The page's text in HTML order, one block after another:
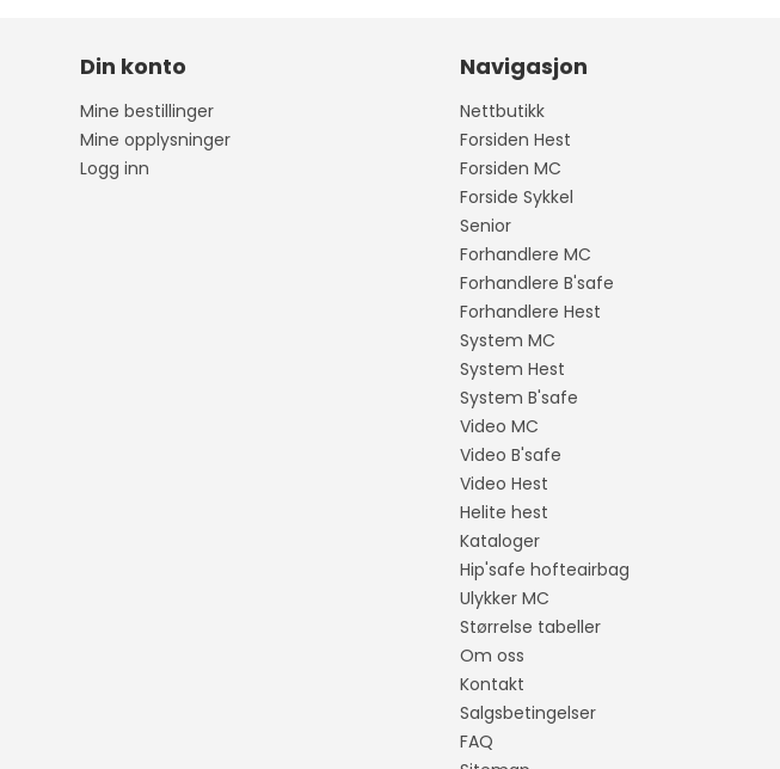
Din konto
Mine bestillinger
Mine opplysninger
Logg inn
Navigasjon
Nettbutikk
Forsiden Hest
Forsiden MC
Forside Sykkel
Senior
Forhandlere MC
Forhandlere B'safe
Forhandlere Hest
System MC
System Hest
System B'safe
Video MC
Video B'safe
Video Hest
Helite hest
Kataloger
Hip'safe hofteairbag
Ulykker MC
Størrelse tabeller
Om oss
Kontakt
Salgsbetingelser
FAQ